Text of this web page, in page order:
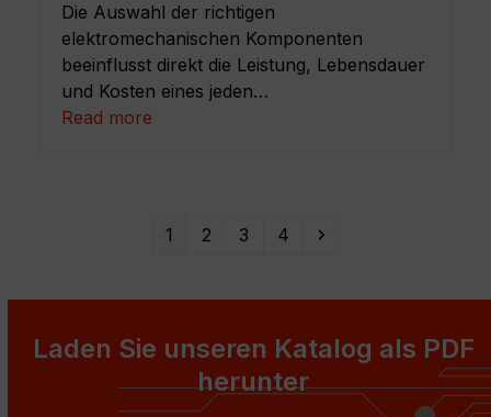
Die Auswahl der richtigen
elektromechanischen Komponenten
beeinflusst direkt die Leistung, Lebensdauer
und Kosten eines jeden…
Read more
Seite
1 Seite
2 Seite
3 Seite
4 Vorwärts
Laden Sie unseren Katalog als PDF
herunter